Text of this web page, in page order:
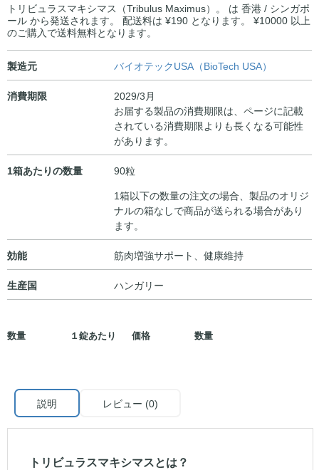
トリビュラスマキシマス（Tribulus Maximus）。 は 香港 / シンガポ
ール から発送されます。 配送料は ¥190 となります。 ¥10000 以上
のご購入で送料無料となります。
製造元 バイオテックUSA（BioTech USA）
消費期限
2029/3月
お届する製品の消費期限は、ページに記載
されている消費期限よりも長くなる可能性
があります。
1箱あたりの数量
90粒
1箱以下の数量の注文の場合、製品のオリジ
ナルの箱なしで商品が送られる場合があり
ます。
効能 筋肉増強サポート、健康維持
生産国 ハンガリー
数量 １錠あたり 価格 数量
説明 レビュー (0)
トリビュラスマキシマスとは？